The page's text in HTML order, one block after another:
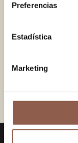
Preferencias
Estadística
Marketing
VERSAILLES GREEN
38.00 EUR